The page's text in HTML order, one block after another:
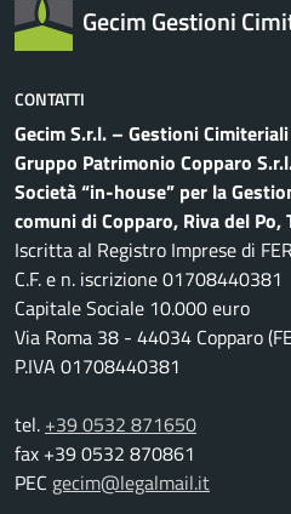
Gecim Gestioni
CONTATTI
Gecim S.r.l. – Gestioni Cimiteriali
Gruppo Patrimonio Copparo
Società “in-house” per la
comuni di Copparo, Riva del Po,
Iscritta al Registro Imprese di
C.F. e n. iscrizione 01708440381
Capitale Sociale 10.000 euro
Via Roma 38 - 44034 Copparo
P.IVA 01708440381
tel. +39 0532 871650
fax +39 0532 870861
PEC gecim@legalmail.it